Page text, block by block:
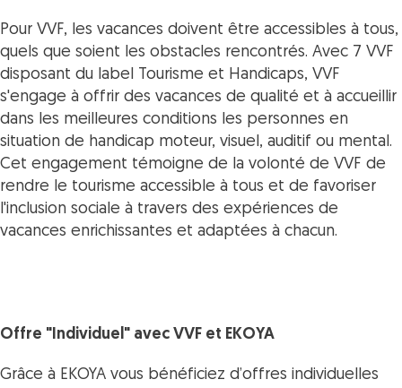
Pour VVF, les vacances doivent être accessibles à tous,
quels que soient les obstacles rencontrés. Avec 7 VVF
disposant du label Tourisme et Handicaps, VVF
s'engage à offrir des vacances de qualité et à accueillir
dans les meilleures conditions les personnes en
situation de handicap moteur, visuel, auditif ou mental.
Cet engagement témoigne de la volonté de VVF de
rendre le tourisme accessible à tous et de favoriser
l'inclusion sociale à travers des expériences de
vacances enrichissantes et adaptées à chacun.
Offre "Individuel" avec VVF et EKOYA
Grâce à EKOYA vous bénéficiez d’offres individuelles